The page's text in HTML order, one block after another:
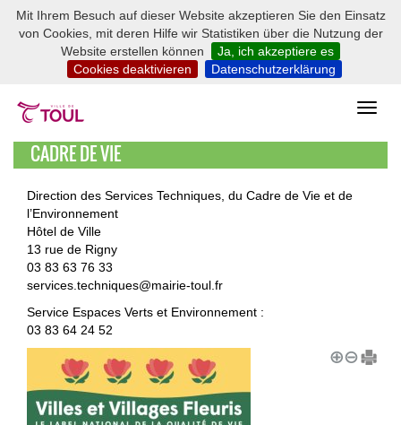
Mit Ihrem Besuch auf dieser Website akzeptieren Sie den Einsatz
von Cookies, mit deren Hilfe wir Statistiken über die Nutzung der
Website erstellen können
Ja, ich akzeptiere es
Cookies deaktivieren
Datenschutzerklärung
CADRE DE VIE
Direction des Services Techniques, du Cadre de Vie et de
l’Environnement
Hôtel de Ville
13 rue de Rigny
03 83 63 76 33
services.techniques@mairie-toul.fr
Service Espaces Verts et Environnement :
03 83 64 24 52